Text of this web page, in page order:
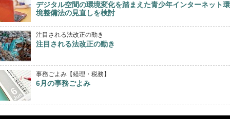
デジタル空間の環境変化を踏まえた青少年インターネット環
境整備法の見直しを検討
注目される法改正の動き
注目される法改正の動き
事務ごよみ【経理・税務】
6月の事務ごよみ